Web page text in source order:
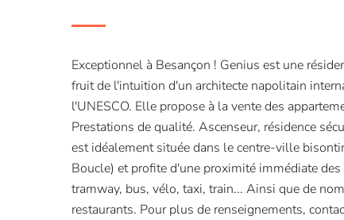
Exceptionnel à Besançon ! Genius est une
fruit de l'intuition d'un architecte napolitain
l'UNESCO. Elle propose à la vente des
Prestations de qualité. Ascenseur, résidence
est idéalement située dans le centre-ville
Boucle) et profite d'une proximité immédiate
tramway, bus, vélo, taxi, train... Ainsi que de
restaurants. Pour plus de renseignements,